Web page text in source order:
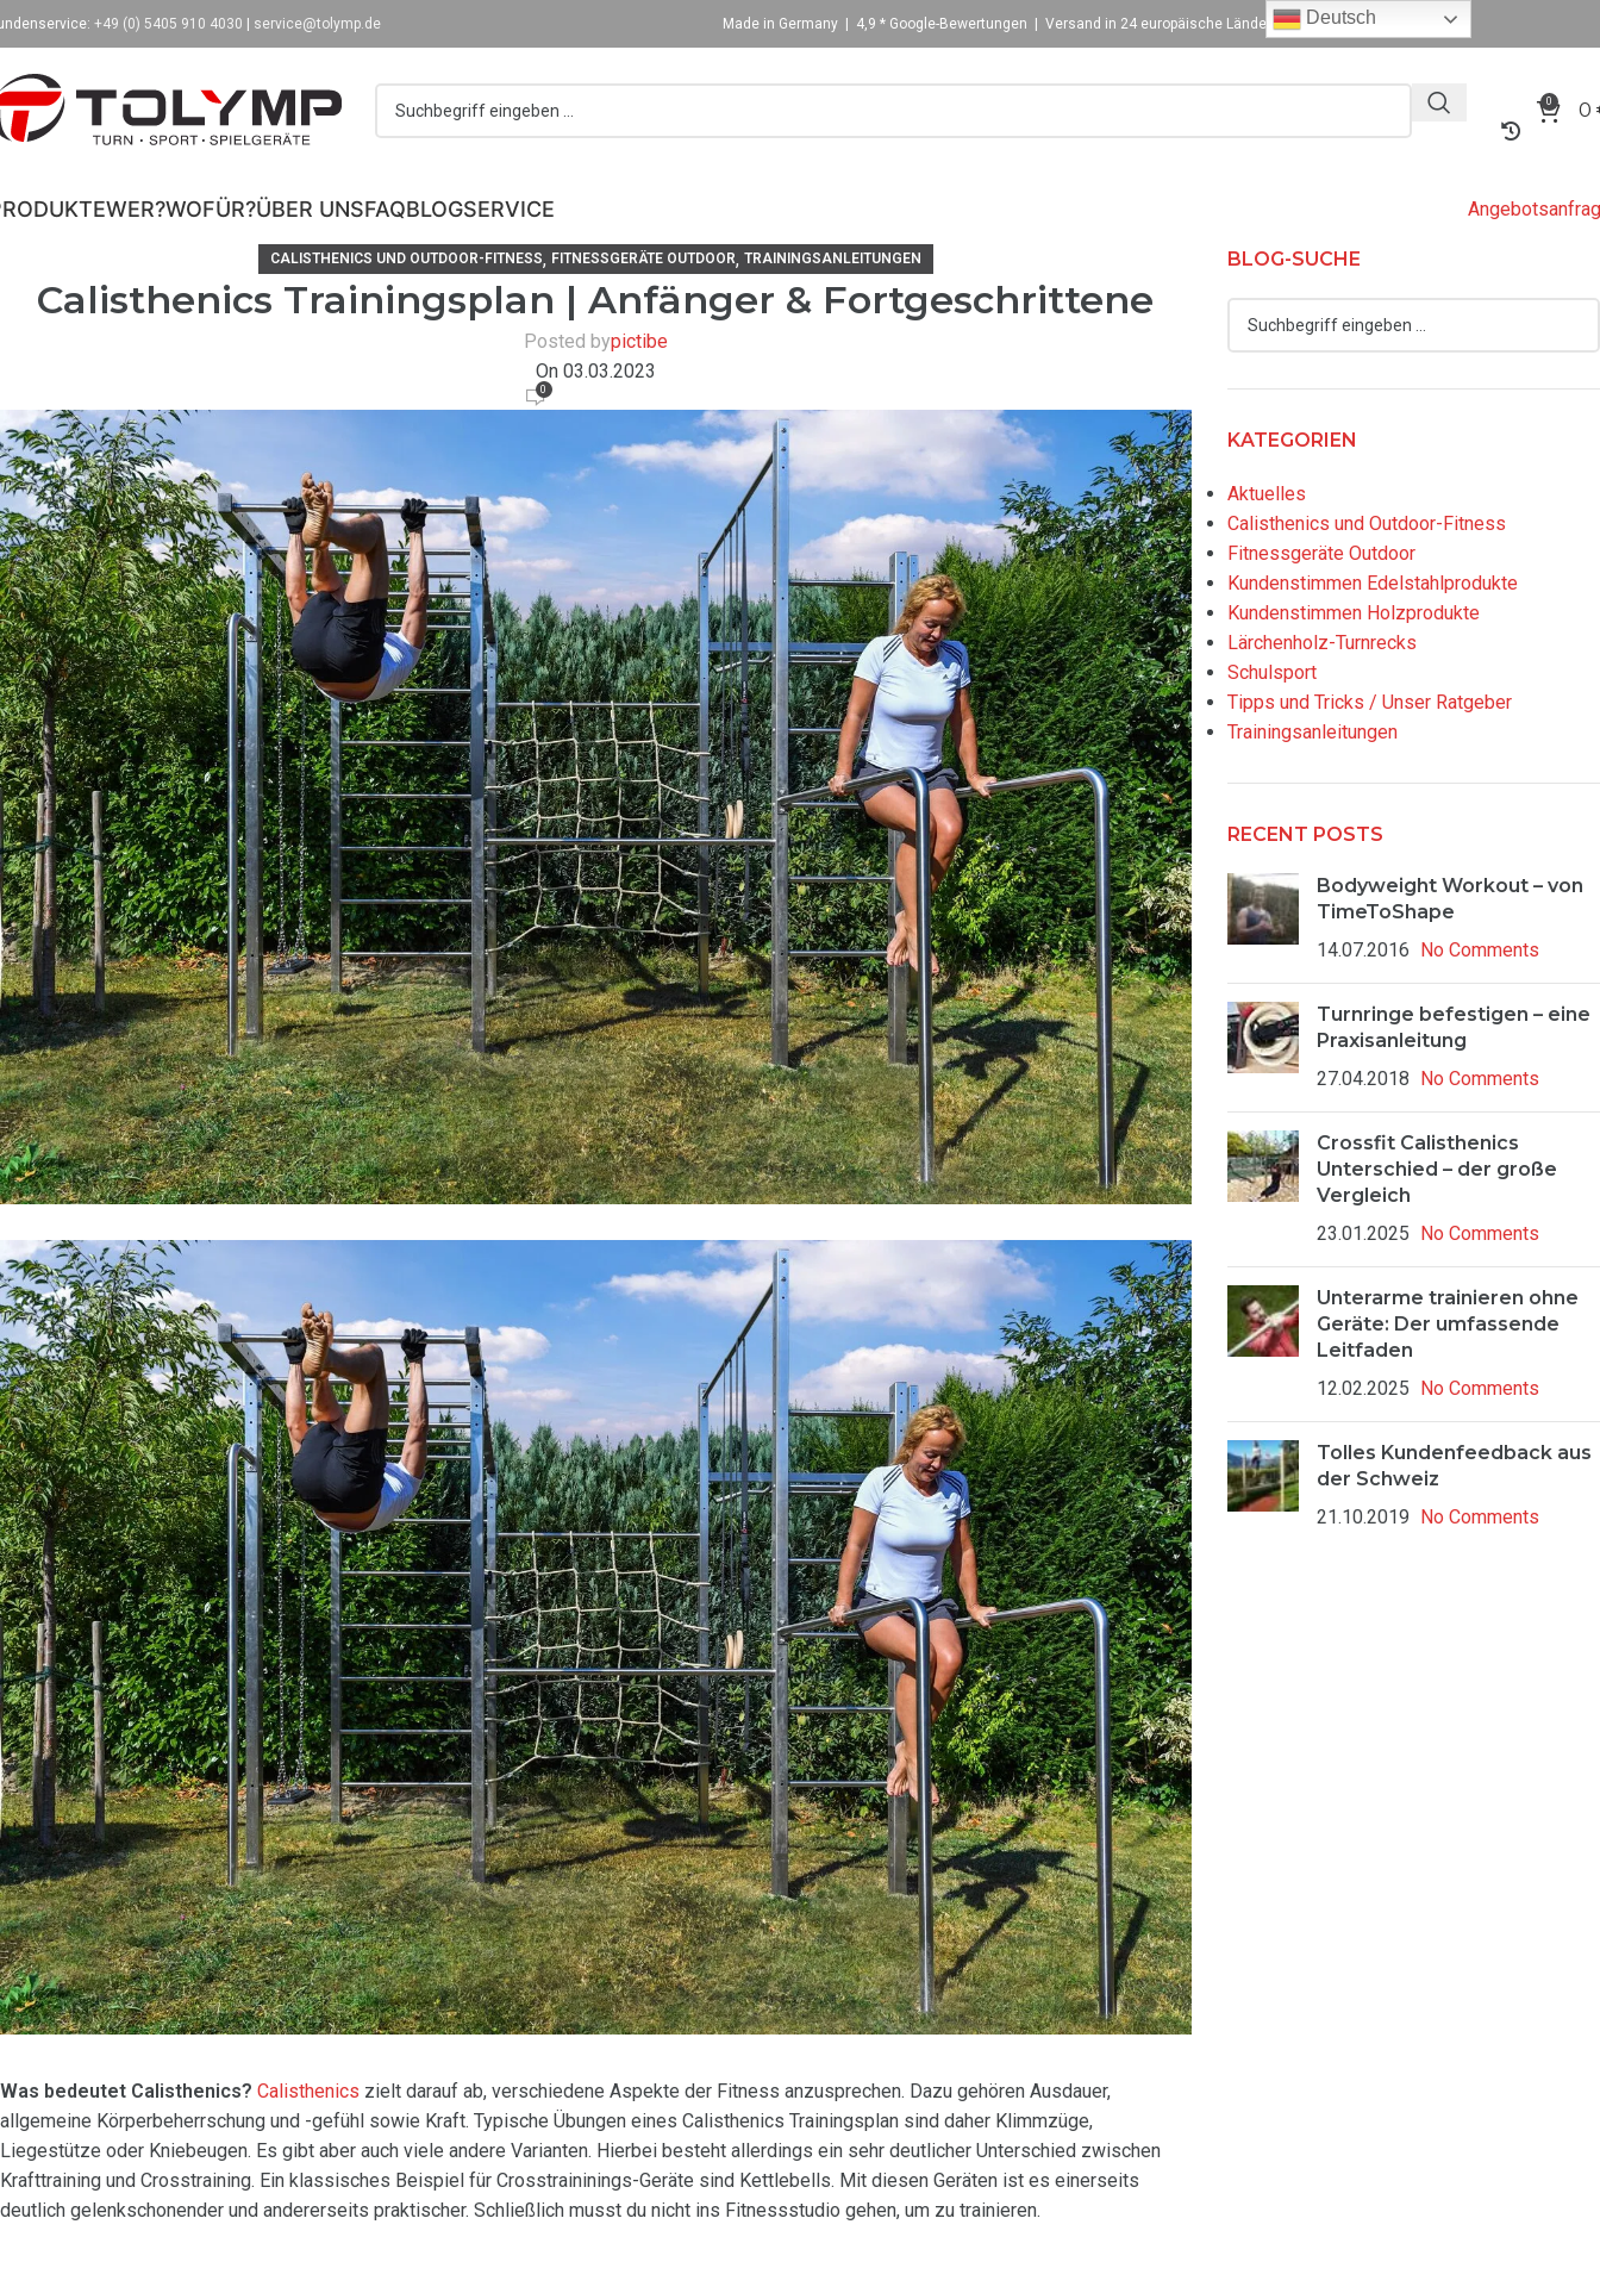
+49 (0) 5405 910 4030 service@tolymp.de Made in Germany | 4,9 * Google-Bewertungen | Versand in 24 europäische Länder
0 0
WER?WOFÜR?ÜBER UNSFAQBLOGSERVICE
CALISTHENICS UND OUTDOOR-FITNESS, FITNESSGERÄTE OUTDOOR, TRAININGSANLEITUNGEN
Calisthenics Trainingsplan | Anfänger & Fortgeschrittene
Posted bypictibe
On 03.03.2023
0
Was bedeutet Calisthenics? Calisthenics zielt darauf ab, verschiedene Aspekte der Fitness anzusprechen. Dazu gehören Ausdauer,
allgemeine Körperbeherrschung und -gefühl sowie Kraft. Typische Übungen eines Calisthenics Trainingsplan sind daher Klimmzüge,
Liegestütze oder Kniebeugen. Es gibt aber auch viele andere Varianten. Hierbei besteht allerdings ein sehr deutlicher Unterschied zwischen
Krafttraining und Crosstraining. Ein klassisches Beispiel für Crosstraininings-Geräte sind Kettlebells. Mit diesen Geräten ist es einerseits
deutlich gelenkschonender und andererseits praktischer. Schließlich musst du nicht ins Fitnessstudio gehen, um zu trainieren.
BLOG-SUCHE
KATEGORIEN
Aktuelles
Calisthenics und Outdoor-Fitness
Fitnessgeräte Outdoor
Kundenstimmen Edelstahlprodukte
Kundenstimmen Holzprodukte
Lärchenholz-Turnrecks
Schulsport
Tipps und Tricks / Unser Ratgeber
Trainingsanleitungen
RECENT POSTS
Bodyweight Workout – von
TimeToShape
14.07.2016 No Comments
Turnringe befestigen – eine
Praxisanleitung
27.04.2018 No Comments
Crossfit Calisthenics
Unterschied – der große
Vergleich
23.01.2025 No Comments
Unterarme trainieren ohne
Geräte: Der umfassende
Leitfaden
12.02.2025 No Comments
Tolles Kundenfeedback aus
der Schweiz
21.10.2019 No Comments
Deutsch